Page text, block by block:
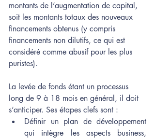
montants de l’augmentation de capital,
soit les montants totaux des nouveaux
financements obtenus (y compris
financements non dilutifs, ce qui est
considéré comme abusif pour les plus
puristes).
La levée de fonds étant un processus
long de 9 à 18 mois en général, il doit
s’anticiper. Ses étapes clefs sont :
Définir un plan de développement
qui intègre les aspects business,